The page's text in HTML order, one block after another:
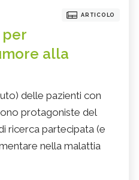
ARTICOLO
per
alla
delle pazienti con
protagoniste del
ricerca partecipata (e
nella malattia